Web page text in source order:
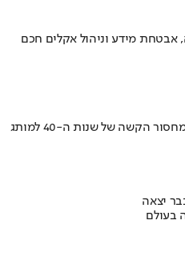
אבטחת מידע וניהול אקלים חכם
איך אסם הפכה את תקופת הצנע והמחסור הקשה של שנות ה-40 למותג
יצאה
בעולם